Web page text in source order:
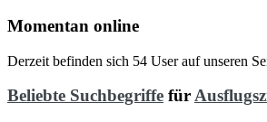
Momentan online
Derzeit befinden sich 54 User auf unseren
Beliebte Suchbegriffe für